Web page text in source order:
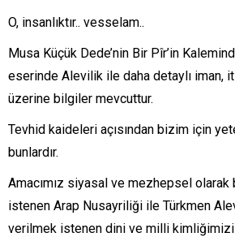
O, insanlıktır.. vesselam..
Musa Küçük Dede’nin Bir Pîr’in
eserinde Alevilik ile daha detaylı iman,
üzerine bilgiler mevcuttur.
Tevhid kaideleri açısından bizim için
bunlardır.
Amacımız siyasal ve mezhepsel
istenen Arap Nusayriliği ile Türkmen
verilmek istenen dini ve milli kimliğimizi